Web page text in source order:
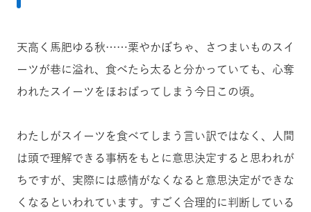
天高く馬肥ゆる秋……栗やかぼちゃ、さつまいものスイ
ーツが巷に溢れ、食べたら太ると分かっていても、心奪
われたスイーツをほおばってしまう今日この頃。
わたしがスイーツを食べてしまう言い訳ではなく、人間
は頭で理解できる事柄をもとに意思決定すると思われが
ちですが、実際には感情がなくなると意思決定ができな
くなるといわれています。すごく合理的に判断している